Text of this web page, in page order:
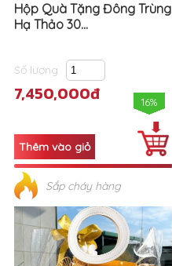
Hộp Quà Tặng Đông Trùng
Hạ Thảo 30...
Số lượng
7,450,000đ 16%
Sắp cháy hàng